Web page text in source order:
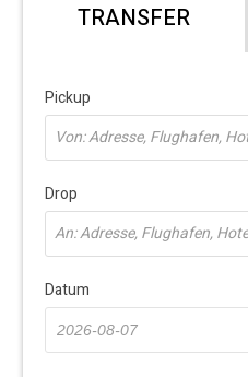
TRANSFER
Pickup
Von: Adresse, Flughafen,
Drop
An: Adresse, Flughafen,
Datum